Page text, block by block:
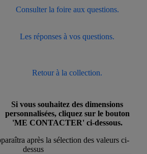
Consulter la foire aux questions.
Les réponses à vos questions.
Retour à la collection.
Si vous souhaitez des dimensions
personnalisées, cliquez sur le bouton
'ME CONTACTER' ci-dessous.
après la sélection des valeurs ci-
dessus